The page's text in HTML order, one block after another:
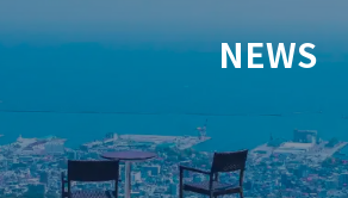
CAFE & SHOP
電源點/設施
附近推薦景點
使用權
NEWS